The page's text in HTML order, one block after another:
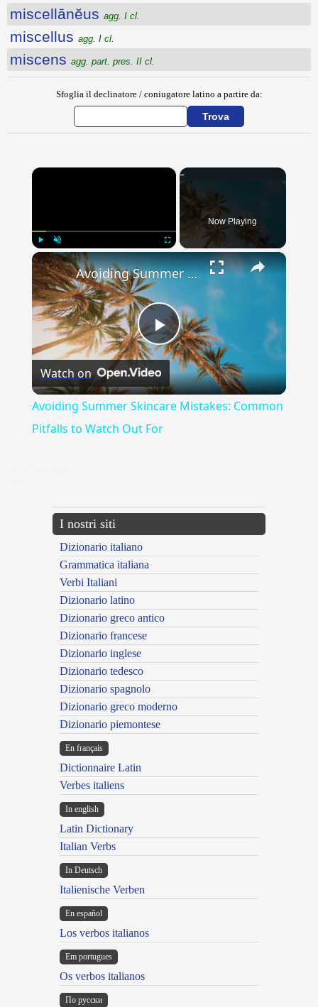
miscellānĕus agg. I cl.
miscellus agg. I cl.
miscens agg. part. pres. II cl.
Sfoglia il declinatore / coniugatore latino a partire da:
×
Play Unmute
Now Playing
×
Play
Video
Avoiding Summer Skincare Mistakes: Common Pitfalls to Watch Out For
Watch on
Avoiding Summer Skincare Mistakes: Common
Pitfalls to Watch Out For
I nostri siti
Dizionario italiano
Grammatica italiana
Verbi Italiani
Dizionario latino
Dizionario greco antico
Dizionario francese
Dizionario inglese
Dizionario tedesco
Dizionario spagnolo
Dizionario greco moderno
Dizionario piemontese
En français
Dictionnaire Latin
Verbes italiens
In english
Latin Dictionary
Italian Verbs
In Deutsch
Italienische Verben
En español
Los verbos italianos
Em portugues
Os verbos italianos
По русски